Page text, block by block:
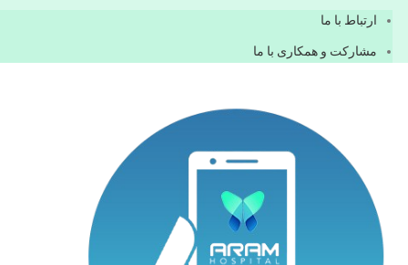
ارتباط با ما
مشاركت و همكاری با ما